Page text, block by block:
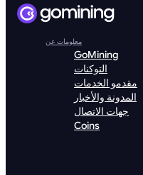
معلومات عن
GoMining
التوكنات
مقدمو الخدمات
المدونة والأخبار
جهات الاتصال
Coins